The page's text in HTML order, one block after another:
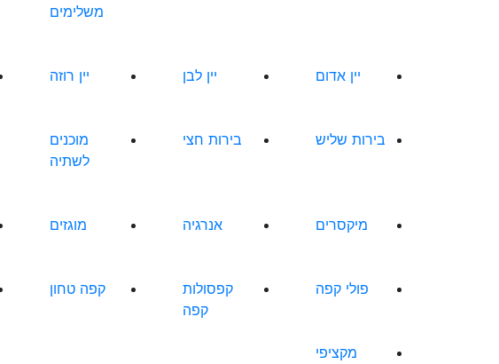
משלימים
יין אדום
יין לבן יין רוזה
בירות שליש
בירות חצי
מוכנים
לשתיה
מיקסרים
אנרגיה מוגזים
פולי קפה
קפסולות
קפה
קפה טחון
מקציפי